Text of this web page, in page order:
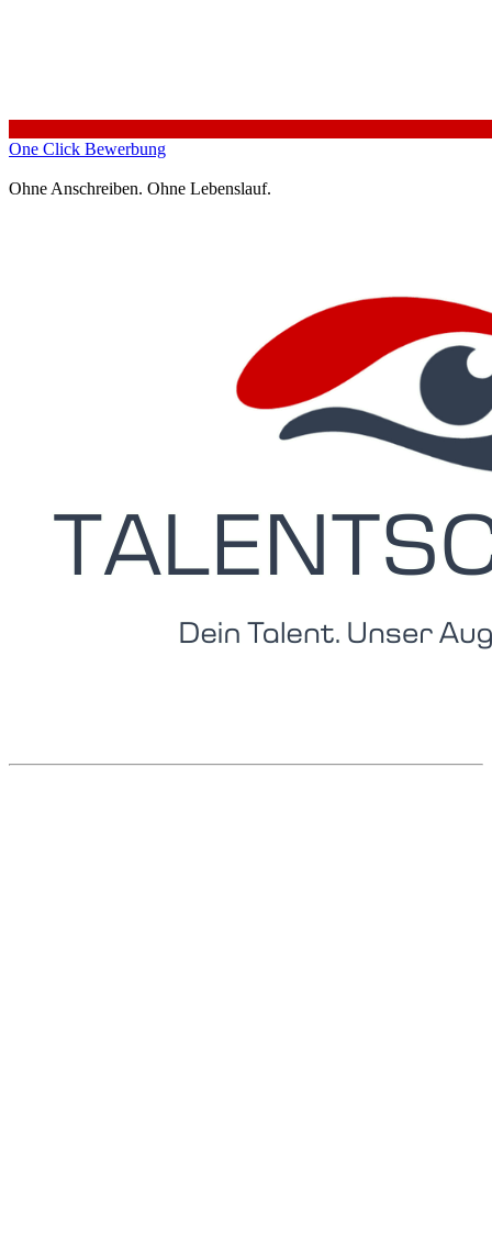
One Click Bewerbung
Ohne Anschreiben. Ohne Lebenslauf.